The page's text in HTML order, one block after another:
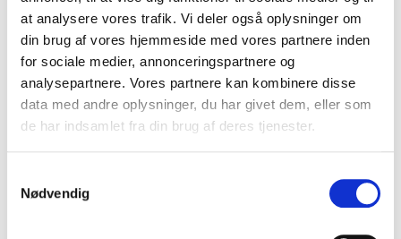
at analysere vores trafik. Vi deler også oplysninger om
din brug af vores hjemmeside med vores partnere inden
for sociale medier, annonceringspartnere og
analysepartnere. Vores partnere kan kombinere disse
data med andre oplysninger, du har givet dem, eller som
de har indsamlet fra din brug af deres tjenester.
Nødvendig
VIS PRODUKT